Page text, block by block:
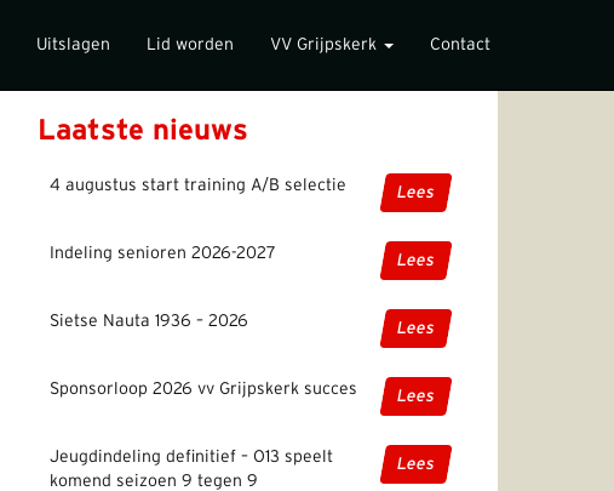
Uitslagen Lid worden VV Grijpskerk Contact
Laatste nieuws
4 augustus start training A/B selectie Lees
Indeling senioren 2026-2027 Lees
Sietse Nauta 1936 – 2026 Lees
Sponsorloop 2026 vv Grijpskerk succes Lees
Jeugdindeling definitief – O13 speelt
komend seizoen 9 tegen 9
Lees